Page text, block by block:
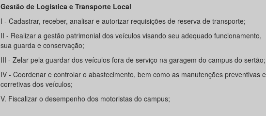
Gestão de Logística e Transporte Local
I - Cadastrar, receber, analisar e autorizar requisições de reserva de transporte;
II - Realizar a gestão patrimonial dos veículos visando seu adequado funcionamento,
sua guarda e conservação;
III - Zelar pela guardar dos veículos fora de serviço na garagem do campus do sertão;
IV - Coordenar e controlar o abastecimento, bem como as manutenções preventivas e
corretivas dos veículos;
V. Fiscalizar o desempenho dos motoristas do campus;